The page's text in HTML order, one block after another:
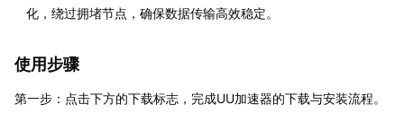
化，绕过拥堵节点，确保数据传输高效稳定。
使用步骤
第一步：点击下方的下载标志，完成UU加速器的下载与安装流程。